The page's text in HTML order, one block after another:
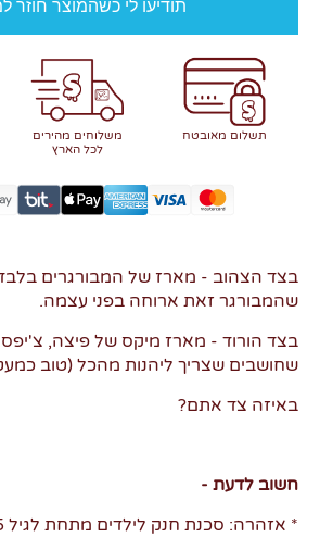
תודיעו לי כשהמוצר חוזר
תשלום מאובטח
משלוחים מהירים
לכל הארץ
בצד הצהוב - מארז של המבורגרים
שהמבורגר זאת ארוחה בפני עצמה.
בצד הורוד - מארז מיקס של פיצה,
שחושבים שצריך ליהנות מהכל (טוב
באיזה צד אתם?
חשוב לדעת -
* אזהרה: סכנת חנק לילדים מתחת לגיל 5